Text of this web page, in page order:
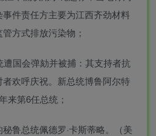
件责任方主要为江西齐劲材料
方式排放污染物；
国会弹劾并被捕：其支持者抗
欢呼庆祝。新总统博鲁阿尔特
来第6任总统；
鲁总统佩德罗·卡斯蒂略。（美